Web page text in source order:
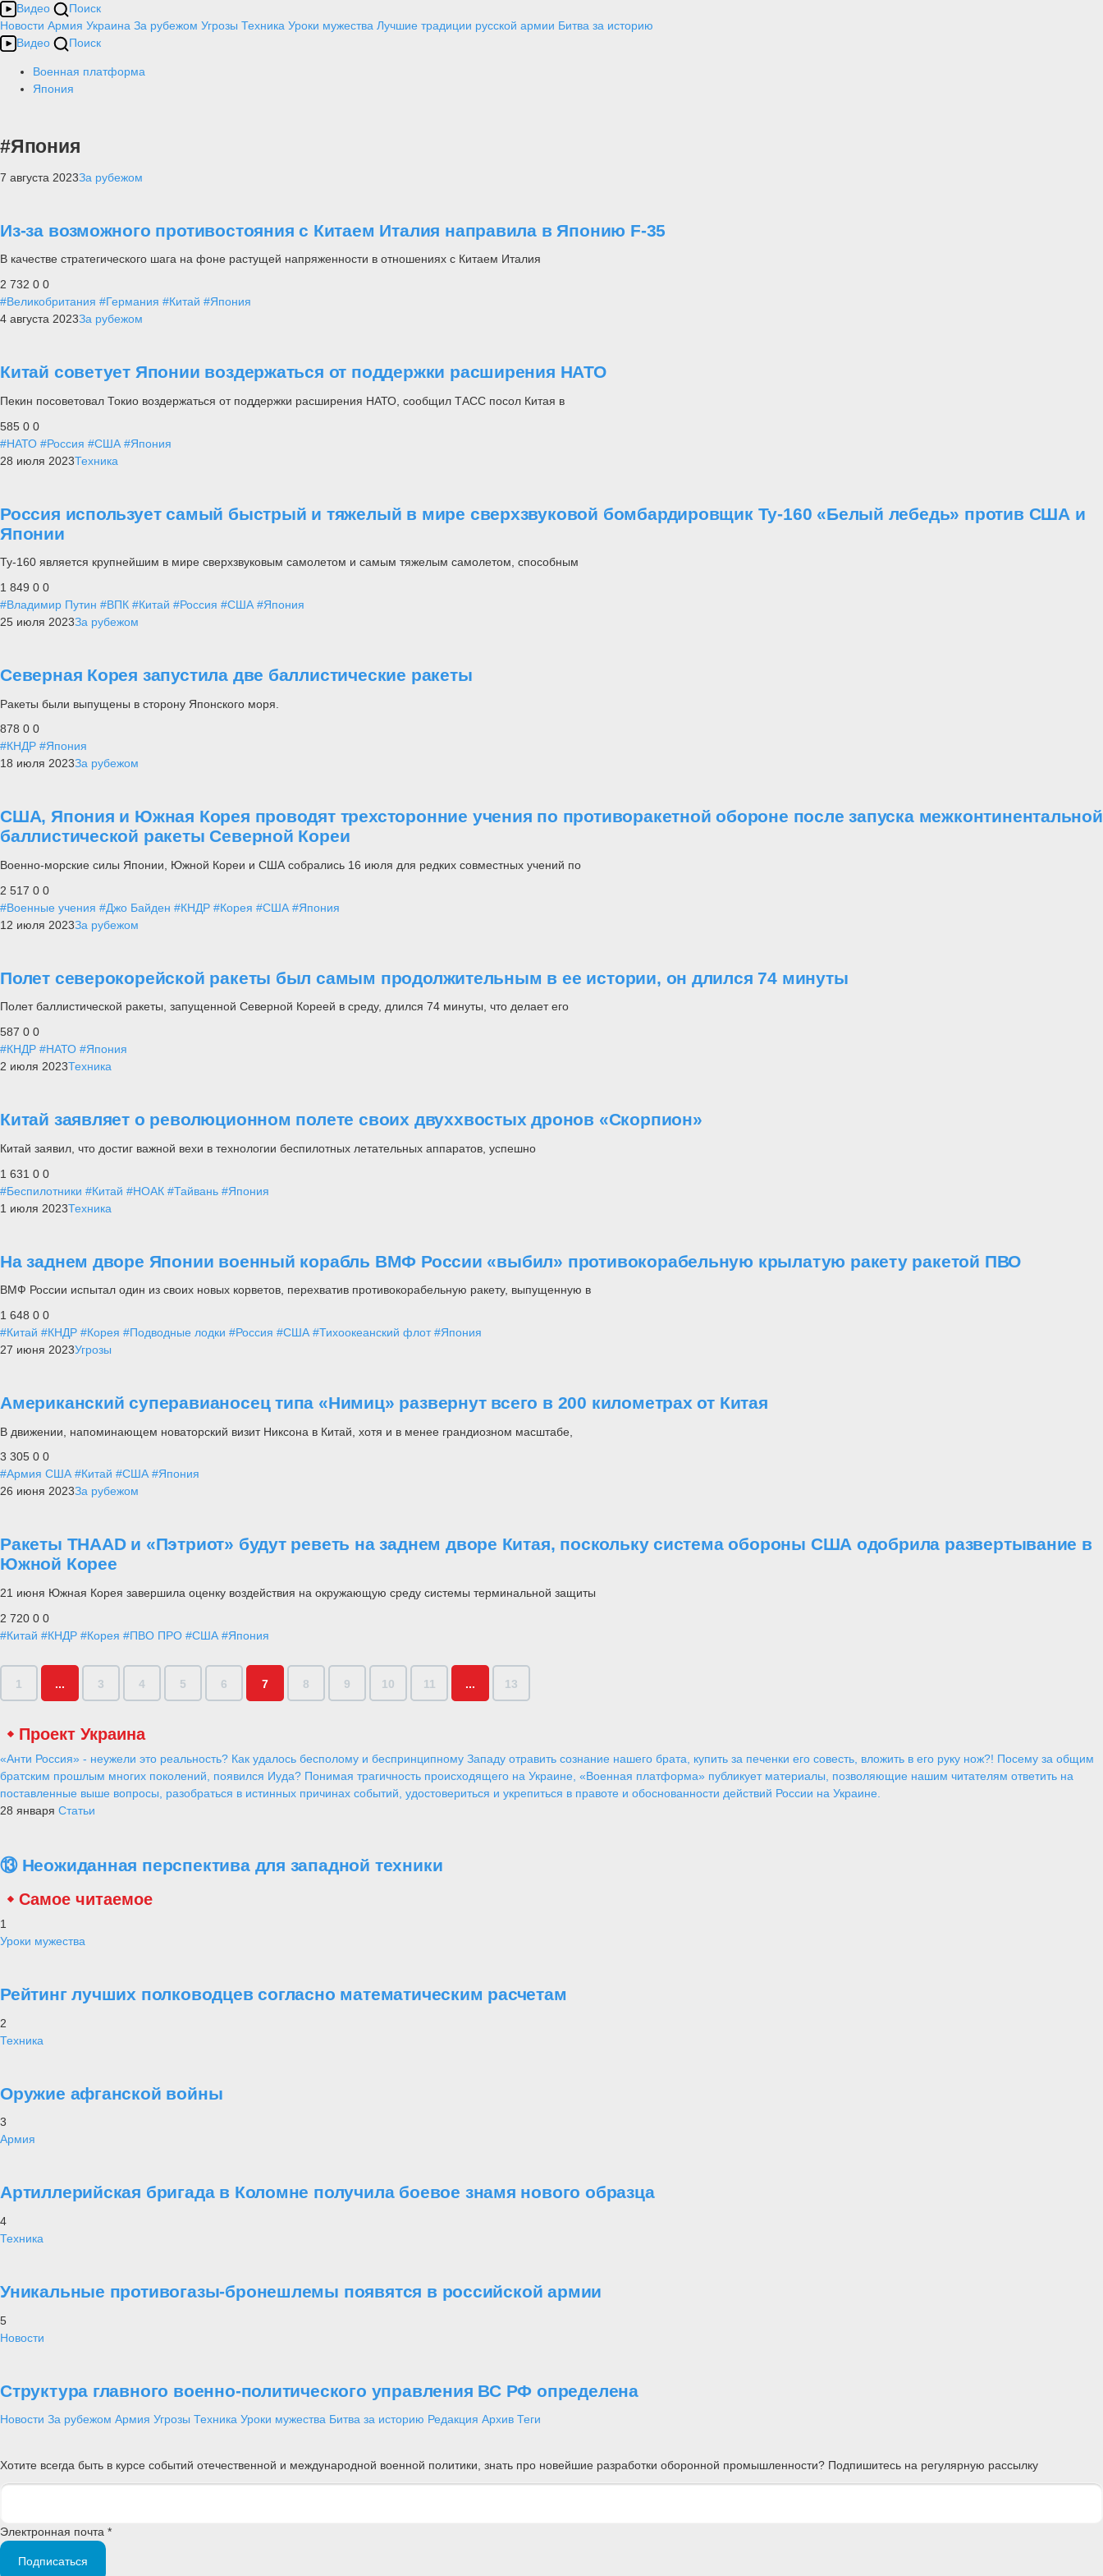
Видео
Поиск
Новости Армия Украина За рубежом Угрозы Техника Уроки мужества Лучшие традиции русской армии Битва за историю
Видео
Поиск
Военная платформа
Япония
#Япония
7 августа 2023За рубежом
Из-за возможного противостояния с Китаем Италия направила в Японию F-35
В качестве стратегического шага на фоне растущей напряженности в отношениях с Китаем Италия
2 732 0 0
#Великобритания #Германия #Китай #Япония
4 августа 2023За рубежом
Китай советует Японии воздержаться от поддержки расширения НАТО
Пекин посоветовал Токио воздержаться от поддержки расширения НАТО, сообщил ТАСС посол Китая в
585 0 0
#НАТО #Россия #США #Япония
28 июля 2023Техника
Россия использует самый быстрый и тяжелый в мире сверхзвуковой бомбардировщик Ту-160 «Белый лебедь» против США и
Японии
Ту-160 является крупнейшим в мире сверхзвуковым самолетом и самым тяжелым самолетом, способным
1 849 0 0
#Владимир Путин #ВПК #Китай #Россия #США #Япония
25 июля 2023За рубежом
Северная Корея запустила две баллистические ракеты
Ракеты были выпущены в сторону Японского моря.
878 0 0
#КНДР #Япония
18 июля 2023За рубежом
США, Япония и Южная Корея проводят трехсторонние учения по противоракетной обороне после запуска межконтинентальной
баллистической ракеты Северной Кореи
Военно-морские силы Японии, Южной Кореи и США собрались 16 июля для редких совместных учений по
2 517 0 0
#Военные учения #Джо Байден #КНДР #Корея #США #Япония
12 июля 2023За рубежом
Полет северокорейской ракеты был самым продолжительным в ее истории, он длился 74 минуты
Полет баллистической ракеты, запущенной Северной Кореей в среду, длился 74 минуты, что делает его
587 0 0
#КНДР #НАТО #Япония
2 июля 2023Техника
Китай заявляет о революционном полете своих двуххвостых дронов «Скорпион»
Китай заявил, что достиг важной вехи в технологии беспилотных летательных аппаратов, успешно
1 631 0 0
#Беспилотники #Китай #НОАК #Тайвань #Япония
1 июля 2023Техника
На заднем дворе Японии военный корабль ВМФ России «выбил» противокорабельную крылатую ракету ракетой ПВО
ВМФ России испытал один из своих новых корветов, перехватив противокорабельную ракету, выпущенную в
1 648 0 0
#Китай #КНДР #Корея #Подводные лодки #Россия #США #Тихоокеанский флот #Япония
27 июня 2023Угрозы
Американский суперавианосец типа «Нимиц» развернут всего в 200 километрах от Китая
В движении, напоминающем новаторский визит Никсона в Китай, хотя и в менее грандиозном масштабе,
3 305 0 0
#Армия США #Китай #США #Япония
26 июня 2023За рубежом
Ракеты THAAD и «Пэтриот» будут реветь на заднем дворе Китая, поскольку система обороны США одобрила развертывание в
Южной Корее
21 июня Южная Корея завершила оценку воздействия на окружающую среду системы терминальной защиты
2 720 0 0
#Китай #КНДР #Корея #ПВО ПРО #США #Япония
1 ... 3 4 5 6 7 8 9 10 11 ... 13
Проект Украина
«Анти Россия» - неужели это реальность? Как удалось бесполому и беспринципному Западу отравить сознание нашего брата, купить за печенки его совесть, вложить в его руку нож?! Посему за общим
братским прошлым многих поколений, появился Иуда? Понимая трагичность происходящего на Украине, «Военная платформа» публикует материалы, позволяющие нашим читателям ответить на
поставленные выше вопросы, разобраться в истинных причинах событий, удостовериться и укрепиться в правоте и обоснованности действий России на Украине.
28 января Статьи
⑬ Неожиданная перспектива для западной техники
Самое читаемое
1
Уроки мужества
Рейтинг лучших полководцев согласно математическим расчетам
2
Техника
Оружие афганской войны
3
Армия
Артиллерийская бригада в Коломне получила боевое знамя нового образца
4
Техника
Уникальные противогазы-бронешлемы появятся в российской армии
5
Новости
Структура главного военно-политического управления ВС РФ определена
Новости За рубежом Армия Угрозы Техника Уроки мужества Битва за историю Редакция Архив Теги
Хотите всегда быть в курсе событий отечественной и международной военной политики, знать про новейшие разработки оборонной промышленности? Подпишитесь на регулярную рассылку
Электронная почта *
Подписаться